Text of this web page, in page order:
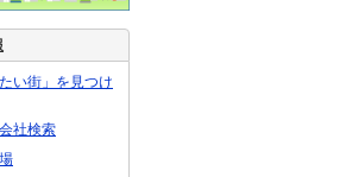
たい街」を見つけ
社検索